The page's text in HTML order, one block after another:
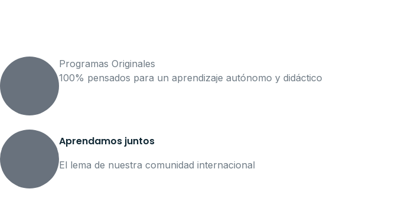
Programas Originales
100% pensados para un aprendizaje autónomo y didáctico
Aprendamos juntos
El lema de nuestra comunidad internacional